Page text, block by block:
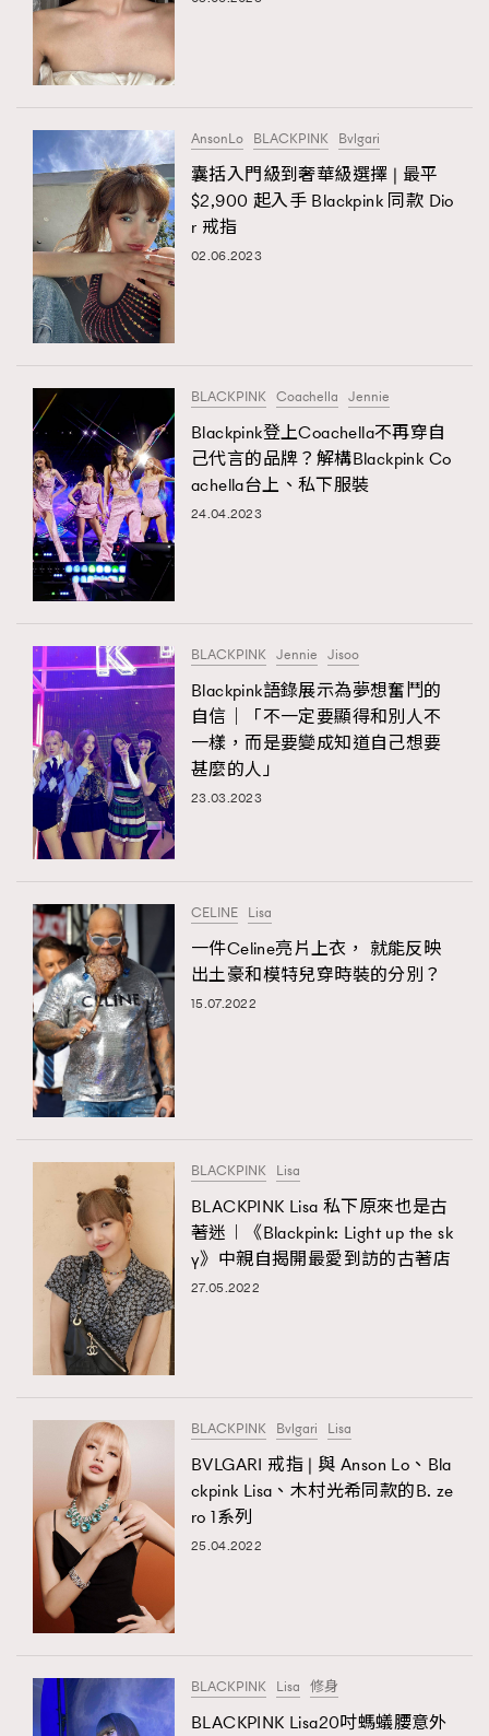
AFrenchMind
DressLikeAParisienne
EmpowerF
FashionWeek FigaroAesthetic
AnsonLo BLACKPINK Bvlgari
囊括入門級到奢華級選擇 | 最平
$2,900 起入手 Blackpink 同款 Dio
r 戒指
02.06.2023
BLACKPINK Coachella Jennie
Blackpink登上Coachella不再穿自
己代言的品牌？解構Blackpink Co
achella台上、私下服裝
24.04.2023
BLACKPINK Jennie Jisoo
Blackpink語錄展示為夢想奮鬥的
自信｜「不一定要顯得和別人不
一樣，而是要變成知道自己想要
甚麼的人」
23.03.2023
CELINE Lisa
一件Celine亮片上衣， 就能反映
出土豪和模特兒穿時裝的分別？
15.07.2022
BLACKPINK Lisa
BLACKPINK Lisa 私下原來也是古
著迷︱《Blackpink: Light up the sk
y》中親自揭開最愛到訪的古著店
27.05.2022
BLACKPINK Bvlgari Lisa
BVLGARI 戒指 | 與 Anson Lo、Bla
ckpink Lisa、木村光希同款的B. ze
ro 1系列
25.04.2022
BLACKPINK Lisa 修身
BLACKPINK Lisa20吋螞蟻腰意外